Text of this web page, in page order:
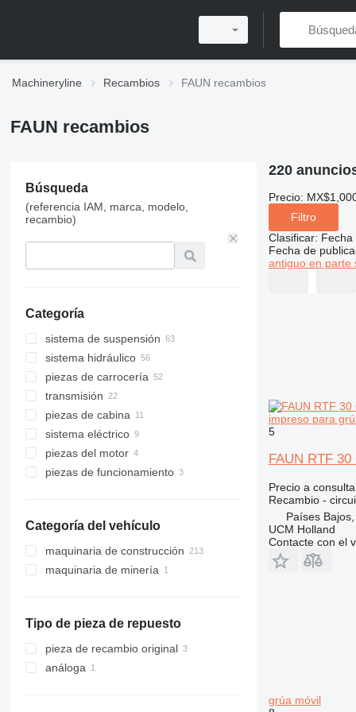
Machineryline Recambios FAUN recambios
FAUN recambios
Búsqueda
(referencia IAM, marca, modelo,
recambio)
Categoría
sistema de suspensión
transmisiones finales
ejes
manguetas de dirección
estabilizadores hidráulicos
rótulas de dirección
columnas de dirección
engranajes de dirección
sistema hidráulico
cilindros hidráulicos
bombas hidráulicas
bombas de pistones axiales
motores hidráulicos
bombas de engranajes
accionamientos giratorios
piezas de carrocería
brazos
cabrestantes para grúa
coronas de orientación
motores de giro
plumines de grúa
transmisión
diferenciales
reductores
cajas de cambios
ejes motrices
piezas de cabina
cabinas
lunas de vehículos
parabrisas
sistema eléctrico
circuitos impresos
monitores
otras piezas del sistema eléctrico
piezas del motor
motores
piezas de funcionamiento
Categoría del vehículo
maquinaria de construcción
grúas
maquinaria de minería
Tipo de pieza de repuesto
pieza de recambio original
análoga
220
Precio:
Filtro
Clasificar: Fecha
Fecha de
antiguo en parte
impreso para
5
FAUN RTF
Precio a
Recambio -
Países
UCM Holland
Contacte con el
grúa móvil